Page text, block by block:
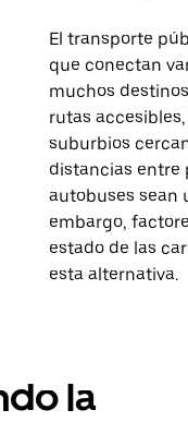
El transporte
que conectan
muchos
rutas
suburbios
distancias entre
autobuses sean
embargo,
estado de las
esta alternativa.
la